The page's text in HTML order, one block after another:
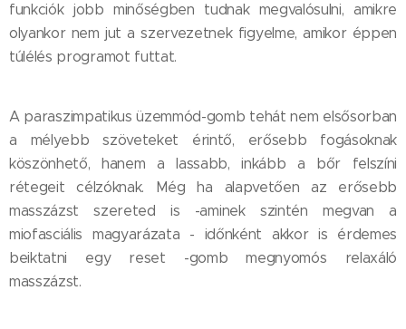
funkciók jobb minőségben tudnak megvalósulni, amikre
olyankor nem jut a szervezetnek figyelme, amikor éppen
túlélés programot futtat.
A paraszimpatikus üzemmód-gomb tehát nem elsősorban
a mélyebb szöveteket érintő, erősebb fogásoknak
köszönhető, hanem a lassabb, inkább a bőr felszíni
rétegeit célzóknak. Még ha alapvetően az erősebb
masszázst szereted is -aminek szintén megvan a
miofasciális magyarázata - időnként akkor is érdemes
beiktatni egy reset -gomb megnyomós relaxáló
masszázst.